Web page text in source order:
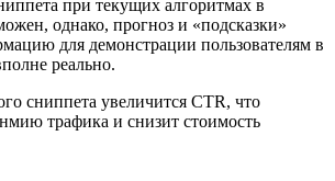
при текущих алгоритмах в
однако, прогноз и «подсказки»
для демонстрации пользователям в
реально.
сниппета увеличится CTR, что
трафика и снизит стоимость